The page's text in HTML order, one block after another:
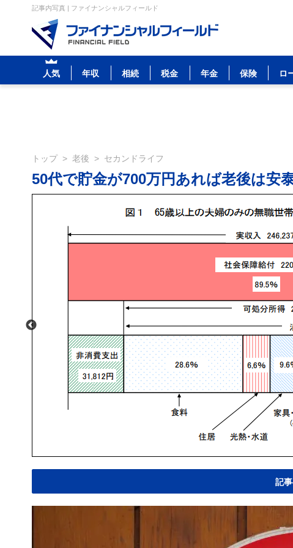
記事内写真 | ファイナンシャルフィールド
人気 年収 相続 税金 年金 保険 ロ
トップ > 老後 > セカンドライフ
50代で貯金が700万円あれば老後は安
記